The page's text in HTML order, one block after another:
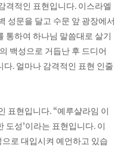
격적인 표현입니다. 이스라엘
성문을 달고 수문 앞 광장에서
통하여 하나님 말씀대로 살기
백성으로 거듭난 후 드디어
. 얼마나 감격적인 표현 인줄
표현입니다. “예루샬라임 이
도성’이라는 표현입니다. 이
로 대입시켜 예언하고 있습